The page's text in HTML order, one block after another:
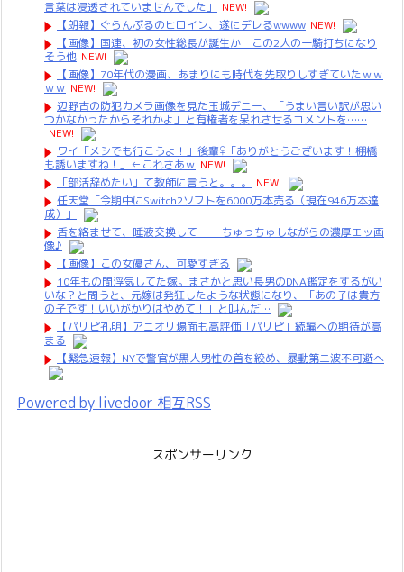
言葉は浸透されていませんでした」
NEW!
【朗報】ぐらんぶるのヒロイン、遂にデレるwwww NEW!
【画像】国連、初の女性総長が誕生か この2人の一騎打ちになり
そう他 NEW!
【画像】70年代の漫画、あまりにも時代を先取りしすぎていたｗｗ
ｗｗ NEW!
辺野古の防犯カメラ画像を見た玉城デニー、「うまい言い訳が思い
つかなかったからそれかよ」と有権者を呆れさせるコメントを……
NEW!
ワイ「メシでも行こうよ！」後輩♀「ありがとうございます！棚橋
も誘いますね！」←これさあｗ NEW!
「部活辞めたい」て教師に言うと。。。
NEW!
任天堂「今期中にSwitch2ソフトを6000万本売る（現在946万本達
成）」
舌を絡ませて、唾液交換して── ちゅっちゅしながらの濃厚エッ画
像♪
【画像】この女優さん、可愛すぎる
10年もの間浮気してた嫁。まさかと思い長男のDNA鑑定をするがい
いな？と問うと、元嫁は発狂したような状態になり、「あの子は貴方
の子です！いいがかりはやめて！」と叫んだ…
【パリピ孔明】アニオリ場面も高評価「パリピ」続編への期待が高
まる
【緊急速報】NYで警官が黒人男性の首を絞め、暴動第二波不可避へ
Powered by livedoor 相互RSS
スポンサーリンク